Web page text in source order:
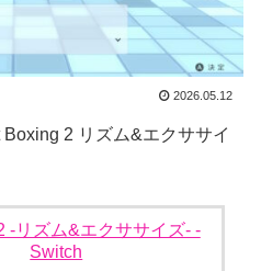
2026.05.12
2 リズム&エクササイ
-リズム&エクササイズ- -
Switch